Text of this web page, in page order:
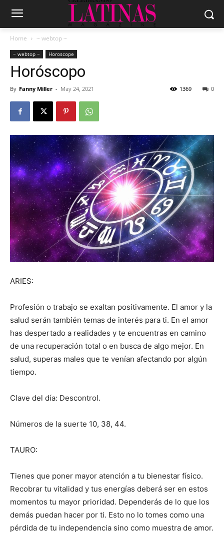
Home ~ webtop ~
~ webtop ~ Horoscope
Horóscopo
By Fanny Miller - May 24, 2021 0
1369
ARIES:
Profesión o trabajo se exaltan positivamente. El amor y la
salud serán también temas de interés para ti. En el amor
has despertado a realidades y te encuentras en camino
de una recuperación total o en busca de algo mejor. En
salud, superas males que te venían afectando por algún
tiempo.
Clave del día: Descontrol.
Números de la suerte 10, 38, 44.
TAURO:
Tienes que poner mayor atención a tu bienestar físico.
Recobrar tu vitalidad y tus energías deberá ser en estos
momentos tu mayor prioridad. Dependerás de lo que los
demás puedan hacer por ti. Esto no lo tomes como una
pérdida de tu independencia sino como muestra de amor.